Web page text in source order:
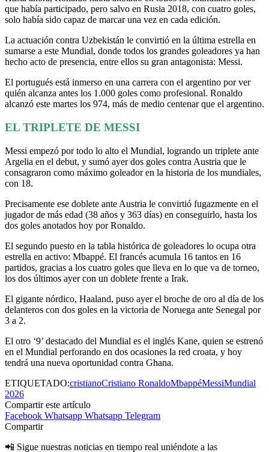
que había participado, pero salvo en Rusia 2018, con cuatro goles,
solo había sido capaz de marcar una vez en cada edición.
La actuación contra Uzbekistán le convirtió en la última estrella en
sumarse a este Mundial, donde todos los grandes goleadores ya han
hecho acto de presencia, entre ellos su gran antagonista: Messi.
El portugués está inmerso en una carrera con el argentino por ver
quién alcanza antes los 1.000 goles como profesional. Ronaldo
alcanzó este martes los 974, más de medio centenar que el argentino.
EL TRIPLETE DE MESSI
Messi empezó por todo lo alto el Mundial, logrando un triplete ante
Argelia en el debut, y sumó ayer dos goles contra Austria que le
consagraron como máximo goleador en la historia de los mundiales,
con 18.
Precisamente ese doblete ante Austria le convirtió fugazmente en el
jugador de más edad (38 años y 363 días) en conseguirlo, hasta los
dos goles anotados hoy por Ronaldo.
El segundo puesto en la tabla histórica de goleadores lo ocupa otra
estrella en activo: Mbappé. El francés acumula 16 tantos en 16
partidos, gracias a los cuatro goles que lleva en lo que va de torneo,
los dos últimos ayer con un doblete frente a Irak.
El gigante nórdico, Haaland, puso ayer el broche de oro al día de los
delanteros con dos goles en la victoria de Noruega ante Senegal por
3 a 2.
El otro ‘9’ destacado del Mundial es el inglés Kane, quien se estrenó
en el Mundial perforando en dos ocasiones la red croata, y hoy
tendrá una nueva oportunidad contra Ghana.
ETIQUETADO:cristianoCristiano RonaldoMbappéMessiMundial
2026
Compartir este artículo
Facebook Whatsapp Whatsapp Telegram
Compartir
📲 Sigue nuestras noticias en tiempo real uniéndote a las